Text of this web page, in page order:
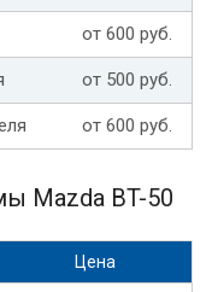
от 600 руб.
от 500 руб.
от 600 руб.
Mazda BT-50
Цена